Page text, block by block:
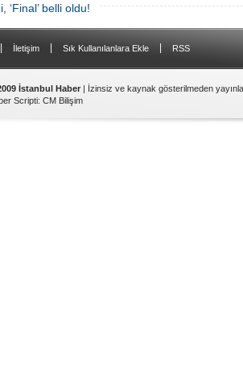
‘Final’ belli oldu!
İletişim Sık Kullanılanlara Ekle RSS
İstanbul Haber | İzinsiz ve kaynak gösterilmeden
Scripti: CM Bilişim